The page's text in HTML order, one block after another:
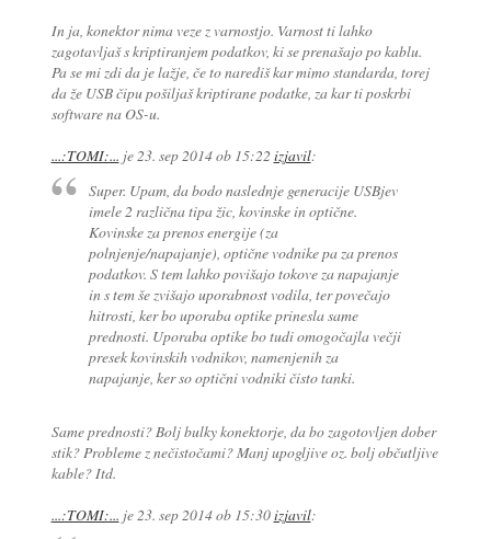
In ja, konektor nima veze z varnostjo. Varnost ti lahko
zagotavljaš s kriptiranjem podatkov, ki se prenašajo po kablu.
Pa se mi zdi da je lažje, če to narediš kar mimo standarda, torej
da že USB čipu pošiljaš kriptirane podatke, za kar ti poskrbi
software na OS-u.
...:TOMI:... je 23. sep 2014 ob 15:22 izjavil:
Super. Upam, da bodo naslednje generacije USBjev
imele 2 različna tipa žic, kovinske in optične.
Kovinske za prenos energije (za
polnjenje/napajanje), optične vodnike pa za prenos
podatkov. S tem lahko povišajo tokove za napajanje
in s tem še zvišajo uporabnost vodila, ter povečajo
hitrosti, ker bo uporaba optike prinesla same
prednosti. Uporaba optike bo tudi omogočajla večji
presek kovinskih vodnikov, namenjenih za
napajanje, ker so optični vodniki čisto tanki.
Same prednosti? Bolj bulky konektorje, da bo zagotovljen dober
stik? Probleme z nečistočami? Manj upogljive oz. bolj občutljive
kable? Itd.
...:TOMI:... je23. sep 2014 ob 15:30izjavil: